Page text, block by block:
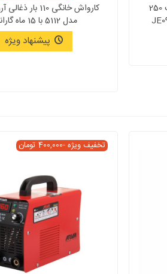
کارواش شارژی تک باطری 21 ولت 250
مدل 5112 با 15 ماه گارانتی
پیشنهاد ویژه
تخفیف ویژه-400,000 تومان